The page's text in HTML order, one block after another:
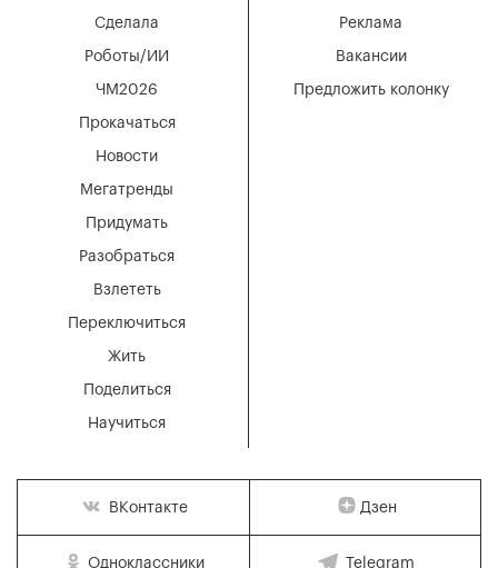
Мегатренды
Придумать
Разобраться
Взлететь
Новости
Переключиться
Жить
Поделиться
Научиться
Сделала
Роботы/ИИ
ЧМ2026
Прокачаться
Вакансии
Реклама
Предложить колонку
ВКонтакте Дзен
Одноклассники Telegram